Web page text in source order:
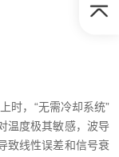
时，“无需冷却系统”
温度极其敏感，波导
致线性误差和信号衰